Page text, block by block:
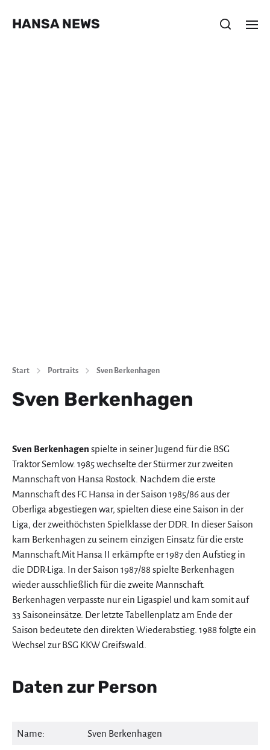
HANSA NEWS
Start Portraits Sven Berkenhagen
Sven Berkenhagen
Sven Berkenhagen spielte in seiner Jugend für die BSG
Traktor Semlow. 1985 wechselte der Stürmer zur zweiten
Mannschaft von Hansa Rostock. Nachdem die erste
Mannschaft des FC Hansa in der Saison 1985/86 aus der
Oberliga abgestiegen war, spielten diese eine Saison in der
Liga, der zweithöchsten Spielklasse der DDR. In dieser Saison
kam Berkenhagen zu seinem einzigen Einsatz für die erste
Mannschaft.Mit Hansa II erkämpfte er 1987 den Aufstieg in
die DDR-Liga. In der Saison 1987/88 spielte Berkenhagen
wieder ausschließlich für die zweite Mannschaft.
Berkenhagen verpasste nur ein Ligaspiel und kam somit auf
33 Saisoneinsätze. Der letzte Tabellenplatz am Ende der
Saison bedeutete den direkten Wiederabstieg. 1988 folgte ein
Wechsel zur BSG KKW Greifswald.
Daten zur Person
Name: Sven Berkenhagen